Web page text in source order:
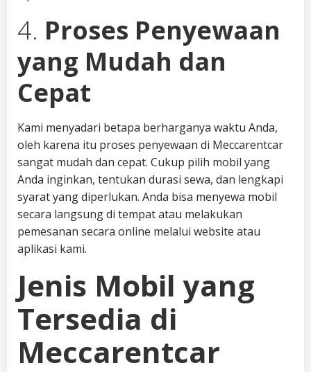
4. Proses Penyewaan
yang Mudah dan
Cepat
Kami menyadari betapa berharganya waktu Anda,
oleh karena itu proses penyewaan di Meccarentcar
sangat mudah dan cepat. Cukup pilih mobil yang
Anda inginkan, tentukan durasi sewa, dan lengkapi
syarat yang diperlukan. Anda bisa menyewa mobil
secara langsung di tempat atau melakukan
pemesanan secara online melalui website atau
aplikasi kami.
Jenis Mobil yang
Tersedia di
Meccarentcar